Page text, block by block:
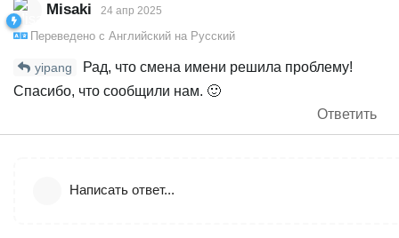
Misaki 24 апр 2025
Переведено с Английский на Русский
yipang
Рад, что смена имени решила проблему!
Спасибо, что сообщили нам. 🙂
Ответить
Написать ответ...